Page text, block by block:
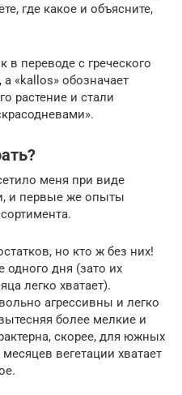
где какое и объясните,
в переводе с греческого
а «kallos» обозначает
растение и стали
меня при виде
и первые же опыты
но кто ж без них!
одного дня (зато их
легко хватает).
агрессивны и легко
более мелкие и
скорее, для южных
вегетации хватает